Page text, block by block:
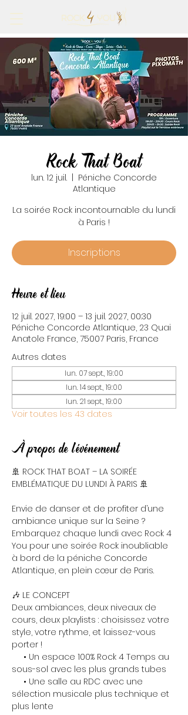
Rock That Boat
lun. 12 juil.
Péniche Concorde
Atlantique
La soirée Rock incontournable du lundi
à Paris !
Inscriptions
Heure et lieu
12 juil. 2027, 19:00 – 13 juil. 2027, 00:30
Péniche Concorde Atlantique, 23 Quai
Anatole France, 75007 Paris, France
Autres dates
lun. 07 sept., 19:00
lun. 14 sept., 19:00
lun. 21 sept., 19:00
Voir toutes les 43 dates
À propos de l'événement
🚢 ROCK THAT BOAT – LA SOIRÉE
EMBLÉMATIQUE DU LUNDI À PARIS 🚢
Envie de danser et de profiter d’une
ambiance unique sur la Seine ?
Embarquez chaque lundi avec Rock 4
You pour une soirée Rock inoubliable
à bord de la péniche Concorde
Atlantique, en plein cœur de Paris.
🎶 LE CONCEPT
Deux ambiances, deux niveaux de
cours, deux playlists : choisissez votre
style, votre rythme, et laissez-vous
porter !
• Un espace 100% Rock 4 Temps au
sous-sol avec les plus grands tubes
• Une salle au RDC avec une
sélection musicale plus technique et
plus lente